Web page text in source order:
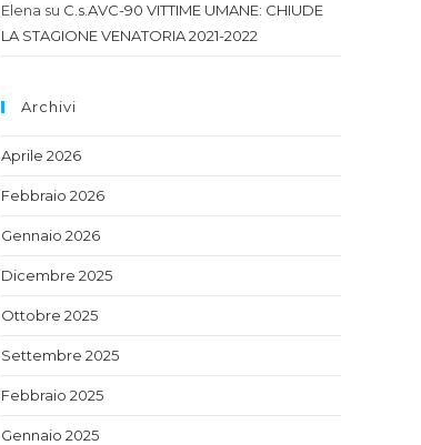
Elena su C.s.AVC-90 VITTIME UMANE: CHIUDE
LA STAGIONE VENATORIA 2021-2022
Archivi
Aprile 2026
Febbraio 2026
Gennaio 2026
Dicembre 2025
Ottobre 2025
Settembre 2025
Febbraio 2025
Gennaio 2025